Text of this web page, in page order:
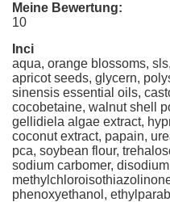
Meine Bewertung:
10
Inci
aqua, orange blossoms,
apricot seeds, glycern,
sinensis essential oils,
cocobetaine, walnut shell
gellidiela algae extract,
coconut extract, papain,
pca, soybean flour,
sodium carbomer,
phenoxyethanol,